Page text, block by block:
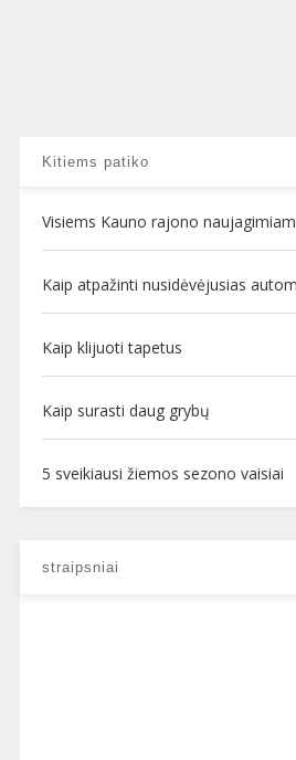
Kitiems patiko
Visiems Kauno rajono
Kaip atpažinti nusidėvėjusias
Kaip klijuoti tapetus
Kaip surasti daug grybų
5 sveikiausi žiemos sezono vaisiai
straipsniai